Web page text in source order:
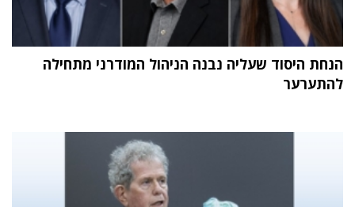
הנחת היסוד שעליה נבנה הניהול המודרני מתחילה
להתערער